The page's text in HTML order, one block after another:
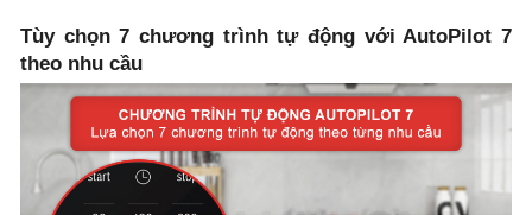
Tùy chọn 7 chương trình tự động với AutoPilot 7
theo nhu cầu